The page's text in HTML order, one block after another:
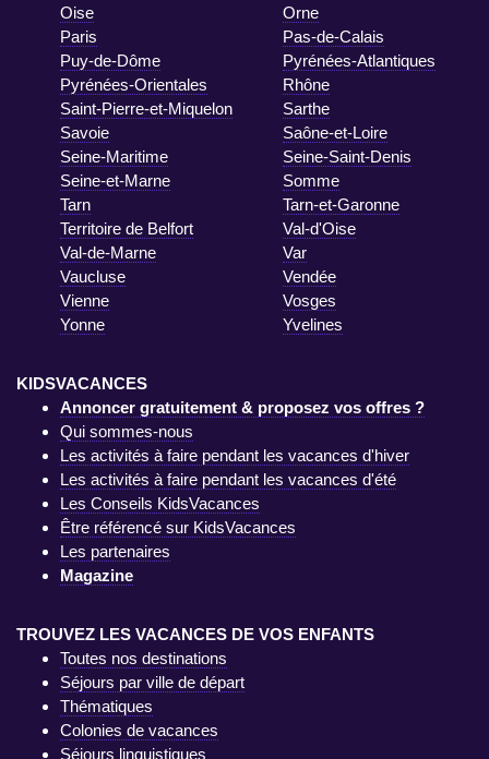
Oise
Orne
Paris
Pas-de-Calais
Puy-de-Dôme
Pyrénées-Atlantiques
Pyrénées-Orientales
Rhône
Saint-Pierre-et-Miquelon
Sarthe
Savoie
Saône-et-Loire
Seine-Maritime
Seine-Saint-Denis
Seine-et-Marne
Somme
Tarn
Tarn-et-Garonne
Territoire de Belfort
Val-d'Oise
Val-de-Marne
Var
Vaucluse
Vendée
Vienne
Vosges
Yonne
Yvelines
KIDSVACANCES
Annoncer gratuitement & proposez vos offres ?
Qui sommes-nous
Les activités à faire pendant les vacances d'hiver
Les activités à faire pendant les vacances d'été
Les Conseils KidsVacances
Être référencé sur KidsVacances
Les partenaires
Magazine
TROUVEZ LES VACANCES DE VOS ENFANTS
Toutes nos destinations
Séjours par ville de départ
Thématiques
Colonies de vacances
Séjours linguistiques